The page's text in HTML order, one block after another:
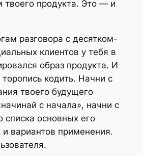
твоего продукта. Это — и
разговора с десятком-
клиентов у тебя в
образ продукта. И
кодить. Начни с
твоего будущего
с начала», начни с
основных его
и вариантов применения.